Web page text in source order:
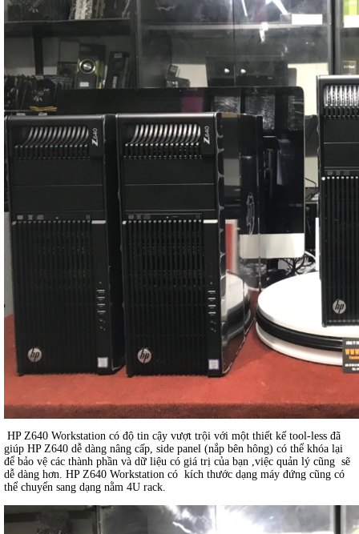
HP Z640 Workstation có độ tin cậy vượt trội với một thiết kế tool-less đã
giúp HP Z640 dễ dàng nâng cấp, side panel (nắp bên hông) có thể khóa lại
để bảo vệ các thành phần và dữ liệu có giá trị của bạn ,việc quản lý cũng sẽ
dễ dàng hơn. HP Z640 Workstation có kích thước dạng máy đứng cũng có
thể chuyển sang dạng nằm 4U rack.